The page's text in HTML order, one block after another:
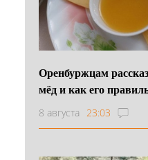
Оренбуржцам
мёд и как его
8 августа 23:03